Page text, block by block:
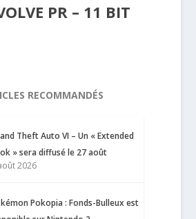
PR – 11 BIT
RECOMMANDÉS
Theft Auto VI – Un « Extended
» sera diffusé le 27 août
2026
Pokopia : Fonds-Bulleux est